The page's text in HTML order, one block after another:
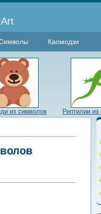
Каомодзи
из символов Рептилии